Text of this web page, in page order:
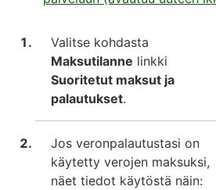
Valitse kohdasta
Maksutilanne linkki
Suoritetut maksut ja
palautukset.
Jos veronpalautustasi on
käytetty verojen maksuksi,
näet tiedot käytöstä näin: